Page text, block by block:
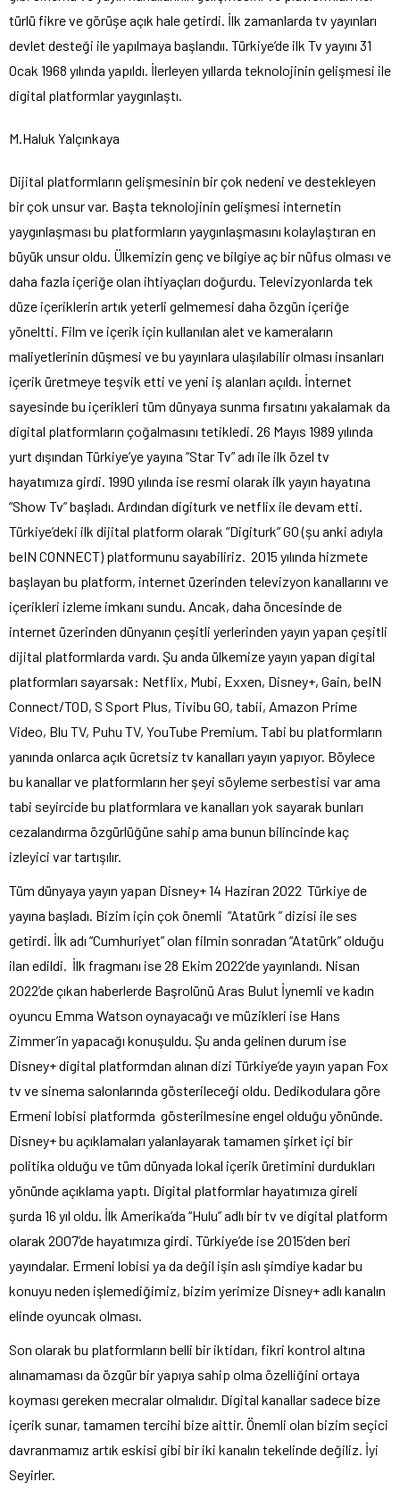
türlü fikre ve görüşe açık hale getirdi. İlk zamanlarda tv yayınları
devlet desteği ile yapılmaya başlandıı. Türkiye’de ilk Tv yayını 31
Ocak 1968 yılında yapıldı. İlerleyen yıllarda teknolojinin gelişmesi ile
digital platformlar yaygınlaştı.
M.Haluk Yalçınkaya
Dijital platformların gelişmesinin bir çok nedeni ve destekleyen
bir çok unsur var. Başta teknolojinin gelişmesi internetin
yaygınlaşması bu platformların yaygınlaşmasını kolaylaştıran en
büyük unsur oldu. Ülkemizin genç ve bilgiye aç bir nüfus olması ve
daha fazla içeriğe olan ihtiyaçları doğurdu. Televizyonlarda tek
düze içeriklerin artık yeterli gelmemesi daha özgün içeriğe
yöneltti. Film ve içerik için kullanılan alet ve kameraların
maliyetlerinin düşmesi ve bu yayınlara ulaşılabilir olması insanları
içerik üretmeye teşvik etti ve yeni iş alanları açıldı. İnternet
sayesinde bu içerikleri tüm dünyaya sunma fırsatını yakalamak da
digital platformların çoğalmasını tetikledi. 26 Mayıs 1989 yılında
yurt dışından Türkiye’ye yayına “Star Tv” adı ile ilk özel tv
hayatımıza girdi. 1990 yılında ise resmi olarak ilk yayın hayatına
“Show Tv” başladı. Ardından digiturk ve netflix ile devam etti.
Türkiye’deki ilk dijital platform olarak “Digiturk” GO (şu anki adıyla
beIN CONNECT) platformunu sayabiliriz. 2015 yılında hizmete
başlayan bu platform, internet üzerinden televizyon kanallarını ve
içerikleri izleme imkanı sundu. Ancak, daha öncesinde de
internet üzerinden dünyanın çeşitli yerlerinden yayın yapan çeşitli
dijital platformlarda vardı. Şu anda ülkemize yayın yapan digital
platformları sayarsak: Netflix, Mubi, Exxen, Disney+, Gain, beIN
Connect/TOD, S Sport Plus, Tivibu GO, tabii, Amazon Prime
Video, Blu TV, Puhu TV, YouTube Premium. Tabi bu platformların
yanında onlarca açık ücretsiz tv kanalları yayın yapıyor. Böylece
bu kanallar ve platformların her şeyi söyleme serbestisi var ama
tabi seyircide bu platformlara ve kanalları yok sayarak bunları
cezalandırma özgürlüğüne sahip ama bunun bilincinde kaç
izleyici var tartışılır.
Tüm dünyaya yayın yapan Disney+ 14 Haziran 2022 Türkiye de
yayına başladı. Bizim için çok önemli “Atatürk ” dizisi ile ses
getirdi. İlk adı “Cumhuriyet” olan filmin sonradan “Atatürk” olduğu
ilan edildi. İlk fragmanı ise 28 Ekim 2022’de yayınlandı. Nisan
2022’de çıkan haberlerde Başrolünü Aras Bulut İynemli ve kadın
oyuncu Emma Watson oynayacağı ve müzikleri ise Hans
Zimmer’in yapacağı konuşuldu. Şu anda gelinen durum ise
Disney+ digital platformdan alınan dizi Türkiye’de yayın yapan Fox
tv ve sinema salonlarında gösterileceği oldu. Dedikodulara göre
Ermeni lobisi platformda gösterilmesine engel olduğu yönünde.
Disney+ bu açıklamaları yalanlayarak tamamen şirket içi bir
politika olduğu ve tüm dünyada lokal içerik üretimini durdukları
yönünde açıklama yaptı. Digital platformlar hayatımıza gireli
şurda 16 yıl oldu. İlk Amerika’da “Hulu” adlı bir tv ve digital platform
olarak 2007’de hayatımıza girdi. Türkiye’de ise 2015’den beri
yayındalar. Ermeni lobisi ya da değil işin aslı şimdiye kadar bu
konuyu neden işlemediğimiz, bizim yerimize Disney+ adlı kanalın
elinde oyuncak olması.
Son olarak bu platformların belli bir iktidarı, fikri kontrol altına
alınamaması da özgür bir yapıya sahip olma özelliğini ortaya
koyması gereken mecralar olmalıdır. Digital kanallar sadece bize
içerik sunar, tamamen tercihi bize aittir. Önemli olan bizim seçici
davranmamız artık eskisi gibi bir iki kanalın tekelinde değiliz. İyi
Seyirler.